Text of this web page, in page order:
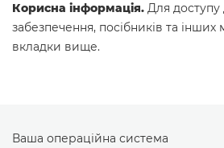
Корисна інформація. Для
забезпечення, посібників та інших
вкладки вище.
Ваша операційна система